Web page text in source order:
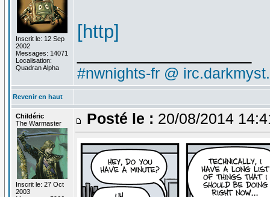
Inscrit le: 12 Sep
2002
Messages: 14071
Localisation:
Quadran Alpha
[http]
#nwnights-fr @
Revenir en haut
Childéric
The Warmaster
Inscrit le: 27 Oct
2003
Posté le : 20/08/2014